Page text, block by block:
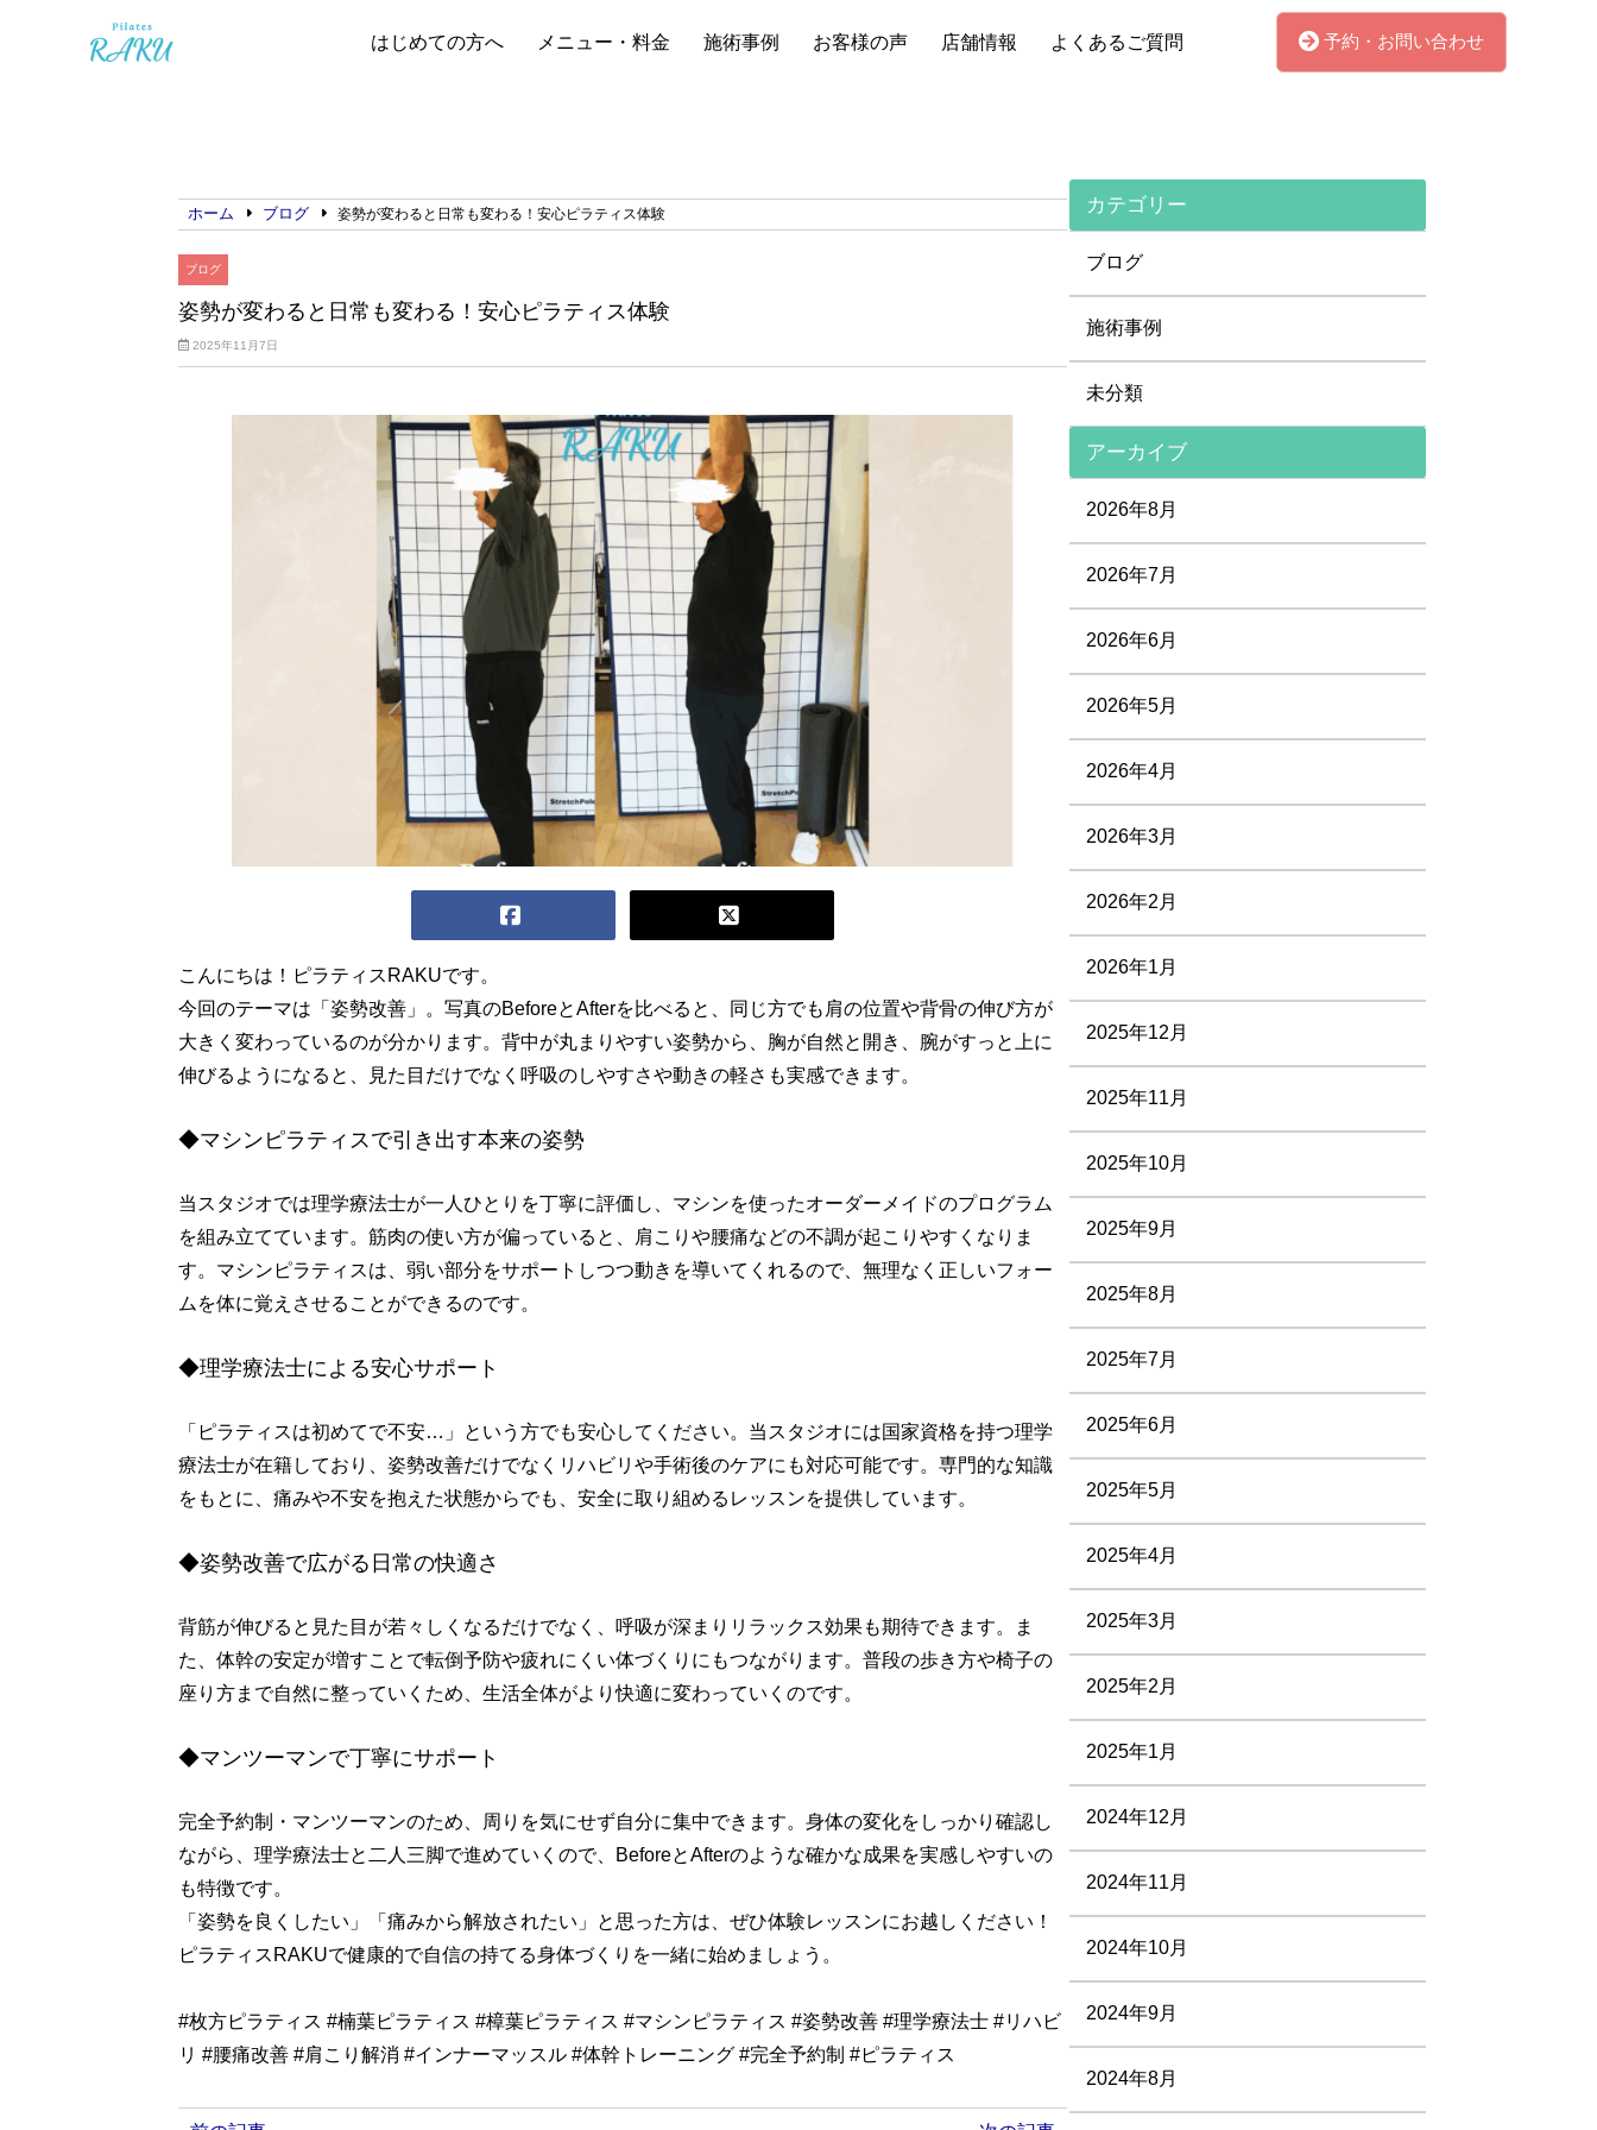
はじめての方へ メニュー・料金 施術事例 お客様の声 店舗情報 よくあるご質問 予約・お問い合わせ
ホーム ブログ 姿勢が変わると日常も変わる！安心ピラティス体験
ブログ
姿勢が変わると日常も変わる！安心ピラティス体験
2025年11月7日
こんにちは！ピラティスRAKUです。
今回のテーマは「姿勢改善」。写真のBeforeとAfterを比べると、同じ方でも肩の位置や背骨の伸び方が
大きく変わっているのが分かります。背中が丸まりやすい姿勢から、胸が自然と開き、腕がすっと上に
伸びるようになると、見た目だけでなく呼吸のしやすさや動きの軽さも実感できます。
◆マシンピラティスで引き出す本来の姿勢
当スタジオでは理学療法士が一人ひとりを丁寧に評価し、マシンを使ったオーダーメイドのプログラム
を組み立てています。筋肉の使い方が偏っていると、肩こりや腰痛などの不調が起こりやすくなりま
す。マシンピラティスは、弱い部分をサポートしつつ動きを導いてくれるので、無理なく正しいフォー
ムを体に覚えさせることができるのです。
◆理学療法士による安心サポート
「ピラティスは初めてで不安…」という方でも安心してください。当スタジオには国家資格を持つ理学
療法士が在籍しており、姿勢改善だけでなくリハビリや手術後のケアにも対応可能です。専門的な知識
をもとに、痛みや不安を抱えた状態からでも、安全に取り組めるレッスンを提供しています。
◆姿勢改善で広がる日常の快適さ
背筋が伸びると見た目が若々しくなるだけでなく、呼吸が深まりリラックス効果も期待できます。ま
た、体幹の安定が増すことで転倒予防や疲れにくい体づくりにもつながります。普段の歩き方や椅子の
座り方まで自然に整っていくため、生活全体がより快適に変わっていくのです。
◆マンツーマンで丁寧にサポート
完全予約制・マンツーマンのため、周りを気にせず自分に集中できます。身体の変化をしっかり確認し
ながら、理学療法士と二人三脚で進めていくので、BeforeとAfterのような確かな成果を実感しやすいの
も特徴です。
「姿勢を良くしたい」「痛みから解放されたい」と思った方は、ぜひ体験レッスンにお越しください！
ピラティスRAKUで健康的で自信の持てる身体づくりを一緒に始めましょう。
#枚方ピラティス #楠葉ピラティス #樟葉ピラティス #マシンピラティス #姿勢改善 #理学療法士 #リハビ
リ #腰痛改善 #肩こり解消 #インナーマッスル #体幹トレーニング #完全予約制 #ピラティス
カテゴリー
ブログ
施術事例
未分類
アーカイブ
2026年8月
2026年7月
2026年6月
2026年5月
2026年4月
2026年3月
2026年2月
2026年1月
2025年12月
2025年11月
2025年10月
2025年9月
2025年8月
2025年7月
2025年6月
2025年5月
2025年4月
2025年3月
2025年2月
2025年1月
2024年12月
2024年11月
2024年10月
2024年9月
2024年8月